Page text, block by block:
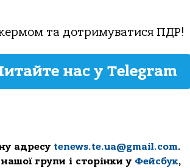
кермом та дотримуватися ПДР!
нас у Telegram
адресу tenews.te.ua@gmail.com.
групи і сторінки у Фейсбук,